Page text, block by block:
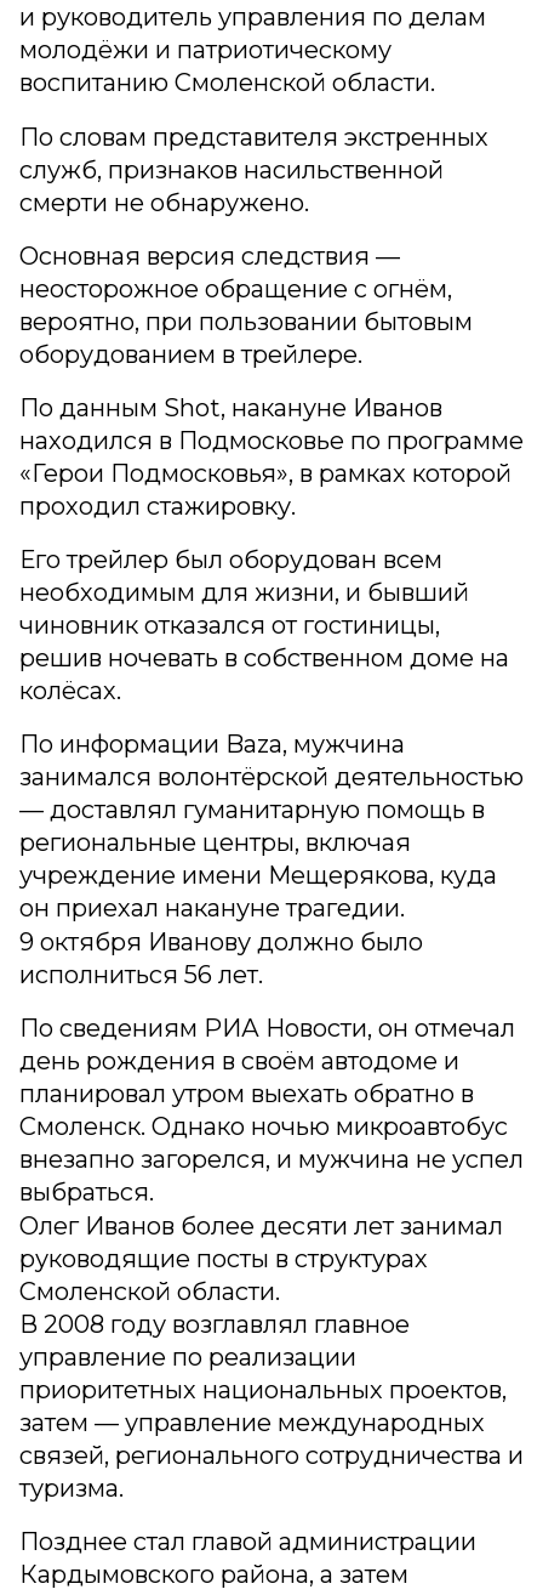
и руководитель управления по делам
молодёжи и патриотическому
воспитанию Смоленской области.
По словам представителя экстренных
служб, признаков насильственной
смерти не обнаружено.
Основная версия следствия —
неосторожное обращение с огнём,
вероятно, при пользовании бытовым
оборудованием в трейлере.
По данным Shot, накануне Иванов
находился в Подмосковье по программе
«Герои Подмосковья», в рамках которой
проходил стажировку.
Его трейлер был оборудован всем
необходимым для жизни, и бывший
чиновник отказался от гостиницы,
решив ночевать в собственном доме на
колёсах.
По информации Baza, мужчина
занимался волонтёрской деятельностью
— доставлял гуманитарную помощь в
региональные центры, включая
учреждение имени Мещерякова, куда
он приехал накануне трагедии.
9 октября Иванову должно было
исполниться 56 лет.
По сведениям РИА Новости, он отмечал
день рождения в своём автодоме и
планировал утром выехать обратно в
Смоленск. Однако ночью микроавтобус
внезапно загорелся, и мужчина не успел
выбраться.
Олег Иванов более десяти лет занимал
руководящие посты в структурах
Смоленской области.
В 2008 году возглавлял главное
управление по реализации
приоритетных национальных проектов,
затем — управление международных
связей, регионального сотрудничества и
туризма.
Позднее стал главой администрации
Кардымовского района, а затем